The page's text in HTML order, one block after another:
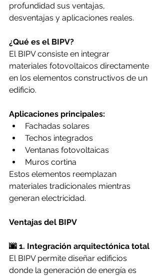
profundidad sus ventajas,
desventajas y aplicaciones reales.
¿Qué es el BIPV?
El BIPV consiste en integrar
materiales fotovoltaicos directamente
en los elementos constructivos de un
edificio.
Aplicaciones principales:
Fachadas solares
Techos integrados
Ventanas fotovoltaicas
Muros cortina
Estos elementos reemplazan
materiales tradicionales mientras
generan electricidad.
Ventajas del BIPV
🌆 1. Integración arquitectónica total
El BIPV permite diseñar edificios
donde la generación de energía es